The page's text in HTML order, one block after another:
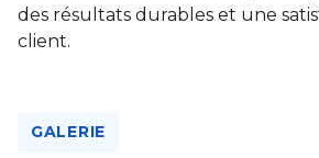
des résultats durables et une
client.
GALERIE